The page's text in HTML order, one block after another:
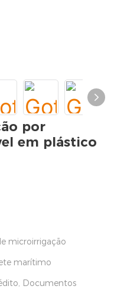
por
em plástico
microirrigação
marítimo
Documentos